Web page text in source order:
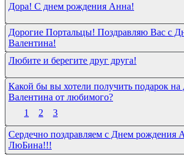
Дора! С днем рождения Анна!
Дорогие Портальцы! Поздравляю Вас с
Валентина!
Любите и берегите друг друга!
Какой бы вы хотели получить подарок на
Валентина от любимого?
1
2 3
Сердечно поздравляем с Днем рождения
ЛюБина!!!